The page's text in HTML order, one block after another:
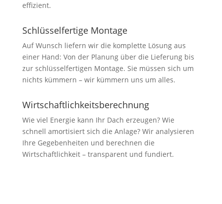
effizient.
Schlüsselfertige Montage
Auf Wunsch liefern wir die komplette Lösung aus
einer Hand: Von der Planung über die Lieferung bis
zur schlüsselfertigen Montage. Sie müssen sich um
nichts kümmern – wir kümmern uns um alles.
Wirtschaftlichkeitsberechnung
Wie viel Energie kann Ihr Dach erzeugen? Wie
schnell amortisiert sich die Anlage? Wir analysieren
Ihre Gegebenheiten und berechnen die
Wirtschaftlichkeit – transparent und fundiert.